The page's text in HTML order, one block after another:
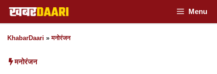
Skip
to
content
Menu
KhabarDaari »मनोरंजन
मनोरंजन